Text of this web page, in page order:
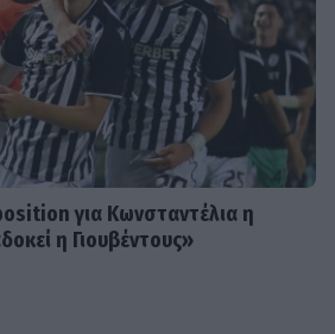
Σακκά: Η
συνειδητά για
για Κωνσταντέλια η
η Γιουβέντους»